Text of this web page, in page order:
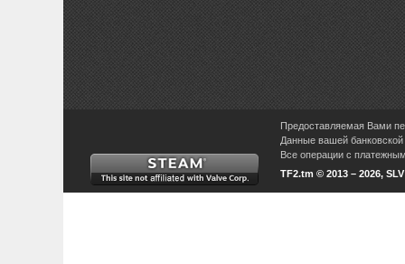
Предоставляемая Вами
Данные вашей
Все операции с
TF2.tm © 2013 – 2026,